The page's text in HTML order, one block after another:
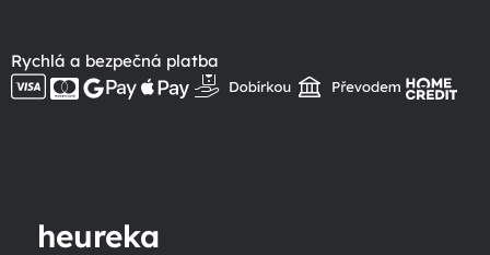
Rychlá a bezpečná platba
heureka